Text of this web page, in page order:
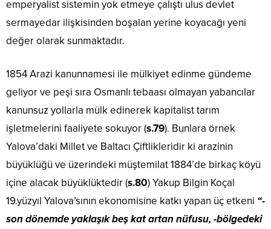
emperyalist sistemin yok etmeye çalıştı ulus devlet
sermayedar ilişkisinden boşalan yerine koyacağı yeni
değer olarak sunmaktadır.
1854 Arazi kanunnamesi ile mülkiyet edinme gündeme
geliyor ve peşi sıra Osmanlı tebaası olmayan yabancılar
kanunsuz yollarla mülk edinerek kapitalist tarım
işletmelerini faaliyete sokuyor (s.79). Bunlara örnek
Yalova’daki Millet ve Baltacı Çiftlikleridir ki arazinin
büyüklüğü ve üzerindeki müştemilat 1884’de birkaç köyü
içine alacak büyüklüktedir (s.80) Yakup Bilgin Koçal
19.yüzyıl Yalova’sının ekonomisine katkı yapan üç etkeni “-
son dönemde yaklaşık beş kat artan nüfusu, -bölgedeki